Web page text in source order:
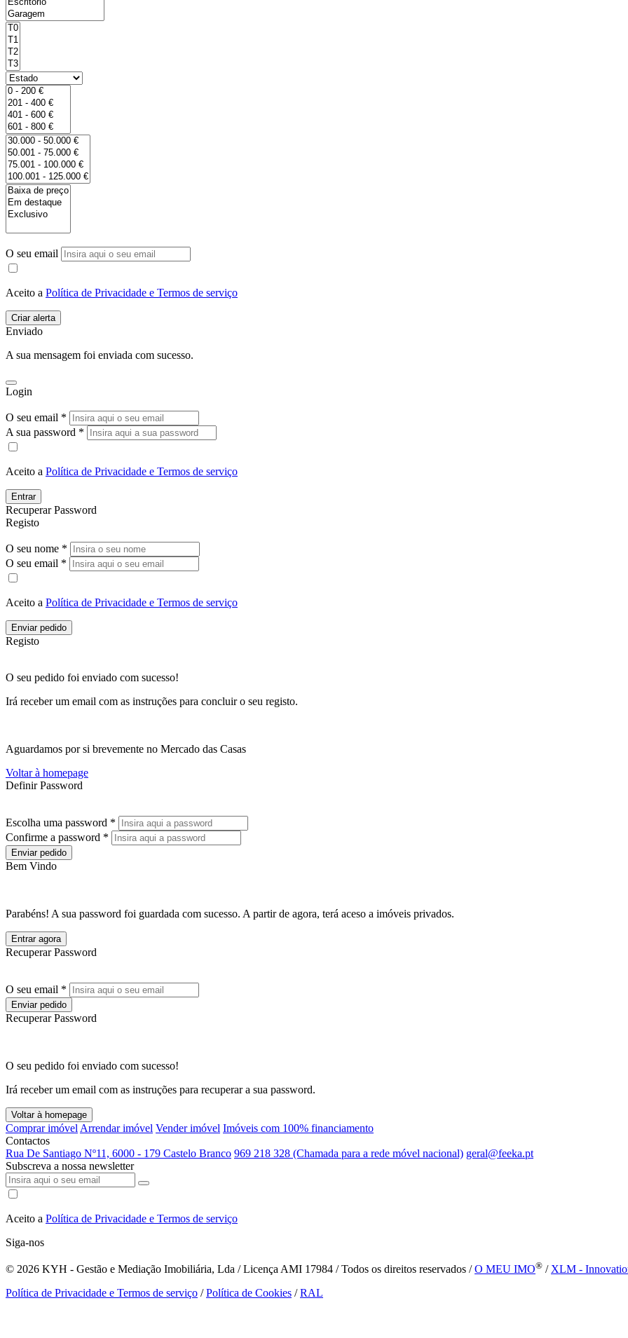
O seu email
Aceito a Política de Privacidade e Termos de serviço
Enviado
A sua mensagem foi enviada com sucesso.
Login
O seu email *
A sua password *
Aceito a Política de Privacidade e Termos de serviço
Entrar
Recuperar Password
Registo
O seu nome *
O seu email *
Aceito a Política de Privacidade e Termos de serviço
Enviar pedido
Registo
O seu pedido foi enviado com sucesso!
Irá receber um email com as instruções para concluir o seu registo.
Aguardamos por si brevemente no Mercado das Casas
Voltar à homepage
Definir Password
Escolha uma password *
Confirme a password *
Enviar pedido
Bem Vindo
Parabéns! A sua password foi guardada com sucesso. A partir de agora, terá aceso a imóveis privados.
Entrar agora
Recuperar Password
O seu email *
Enviar pedido
Recuperar Password
O seu pedido foi enviado com sucesso!
Irá receber um email com as instruções para recuperar a sua password.
Voltar à homepage
Comprar imóvel Arrendar imóvel Vender imóvel Imóveis com 100% financiamento
Contactos
Rua De Santiago Nº11, 6000 - 179 Castelo Branco 969 218 328 (Chamada para a rede móvel nacional) geral@feeka.pt
Subscreva a nossa newsletter
Aceito a Política de Privacidade e Termos de serviço
Siga-nos
© 2026 KYH - Gestão e Mediação Imobiliária, Lda / Licença AMI 17984 / Todos os direitos reservados /O MEU IMO® / XLM -
Política de Privacidade e Termos de serviço /Política de Cookies /RAL